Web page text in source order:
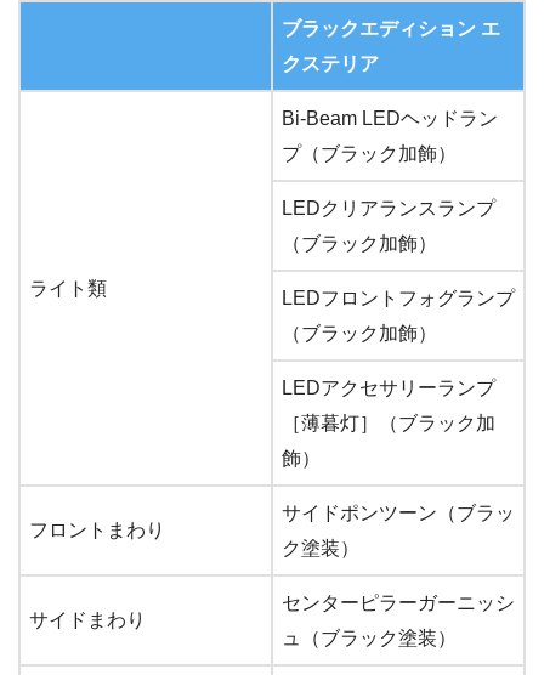
ブラックエディション エ
クステリア
ライト類
Bi-Beam LEDヘッドラン
プ（ブラック加飾）
LEDクリアランスランプ
（ブラック加飾）
LEDフロントフォグランプ
（ブラック加飾）
LEDアクセサリーランプ
［薄暮灯］（ブラック加
飾）
フロントまわり
サイドポンツーン（ブラッ
ク塗装）
サイドまわり
センターピラーガーニッシ
ュ（ブラック塗装）